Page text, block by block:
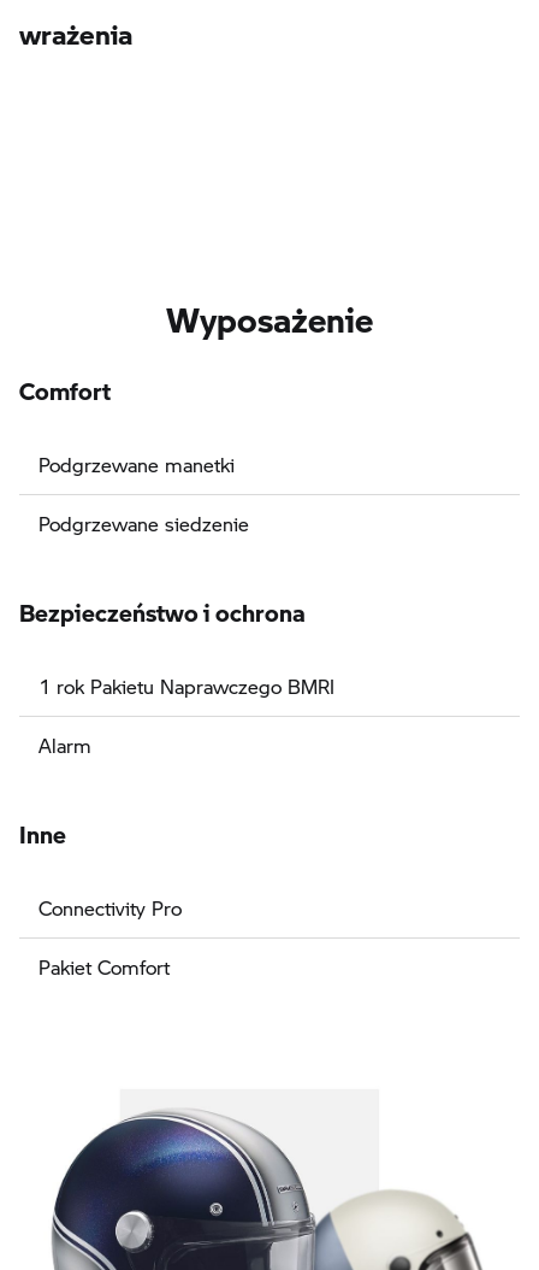
wrażenia
Wyposażenie
Comfort
Podgrzewane manetki
Podgrzewane siedzenie
Bezpieczeństwo i ochrona
1 rok Pakietu Naprawczego BMRI
Alarm
Inne
Connectivity Pro
Pakiet Comfort